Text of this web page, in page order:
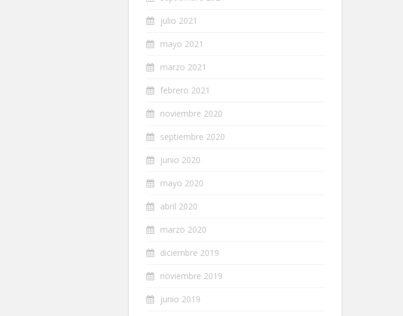
julio 2021
mayo 2021
marzo 2021
febrero 2021
noviembre 2020
septiembre 2020
junio 2020
mayo 2020
abril 2020
marzo 2020
diciembre 2019
noviembre 2019
junio 2019